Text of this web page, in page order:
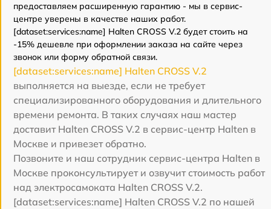
предоставляем расширенную гарантию - мы в сервис-
центре уверены в качестве наших работ.
[dataset:services:name] Halten CROSS V.2 будет стоить на
-15% дешевле при оформлении заказа на сайте через
звонок или форму обратной связи.
[dataset:services:name] Halten CROSS V.2
выполняется на выезде, если не требует
специализированного оборудования и длительного
времени ремонта. В таких случаях наш мастер
доставит Halten CROSS V.2 в сервис-центр Halten в
Москве и привезет обратно.
Позвоните и наш сотрудник сервис-центра Halten в
Москве проконсультирует и озвучит стоимость работ
над электросамоката Halten CROSS V.2.
[dataset:services:name] Halten CROSS V.2 по нашей